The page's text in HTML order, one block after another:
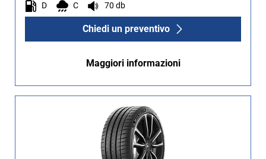
D C 70 db
Chiedi un preventivo
Maggiori informazioni